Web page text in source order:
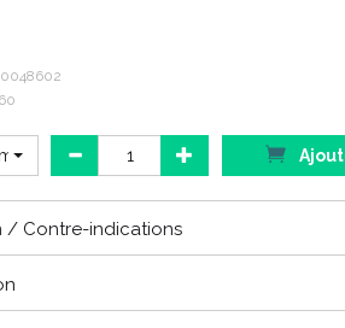
Couleur : EPICE
un grand confort en toute saisons.
/ Contre-indications